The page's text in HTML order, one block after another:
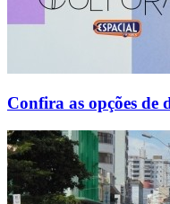
Confira as opções